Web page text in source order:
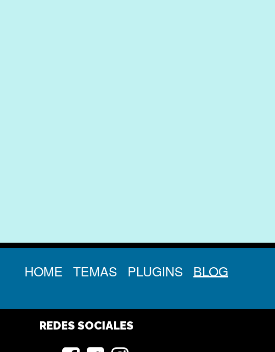
HOME TEMAS PLUGINS BLOG
REDES SOCIALES
FacebookTwitter